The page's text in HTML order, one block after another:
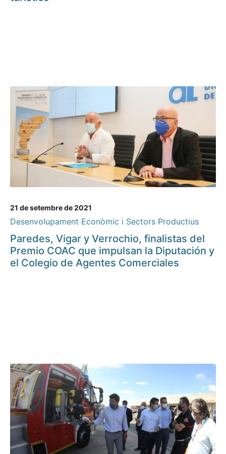
21 de setembre de 2021
Desenvolupament Econòmic i Sectors Productius
Paredes, Vigar y Verrochio, finalistas del
Premio COAC que impulsan la Diputación y
el Colegio de Agentes Comerciales